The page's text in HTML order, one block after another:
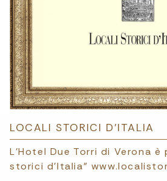
LOCALI STORICI D'ITALIA
L'Hotel Due Torri di Verona
storici d'Italia"